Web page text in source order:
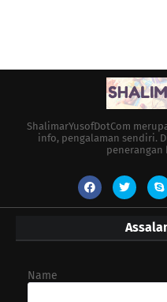
ShalimarYusofDotCom
info, pengalaman sendiri.
penerangan
Name